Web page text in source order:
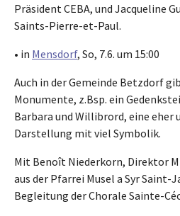
Präsident CEBA, und Jacqueline
Saints-Pierre-et-Paul.
• in Mensdorf, So, 7.6. um 15:00
Auch in der Gemeinde Betzdorf
Monumente, z.Bsp. ein
Barbara und Willibrord, eine eher
Darstellung mit viel Symbolik.
Mit Benoît Niederkorn, Direktor
aus der Pfarrei Musel a Syr Saint-
Begleitung der Chorale Sainte-